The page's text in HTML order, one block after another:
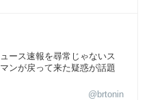
ース速報を尋常じゃないス
ンが戻って来た疑惑が話題
@brtonin